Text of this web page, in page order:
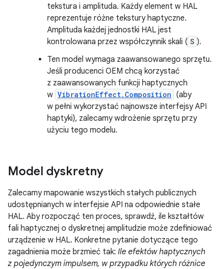
tekstura i amplituda. Każdy element w HAL
reprezentuje różne tekstury haptyczne.
Amplituda każdej jednostki HAL jest
kontrolowana przez współczynnik skali ( S ).
Ten model wymaga zaawansowanego sprzętu.
Jeśli producenci OEM chcą korzystać
z zaawansowanych funkcji haptycznych
w VibrationEffect.Composition (aby
w pełni wykorzystać najnowsze interfejsy API
haptyki), zalecamy wdrożenie sprzętu przy
użyciu tego modelu.
Model dyskretny
Zalecamy mapowanie wszystkich stałych publicznych
udostępnianych w interfejsie API na odpowiednie stałe
HAL. Aby rozpocząć ten proces, sprawdź, ile kształtów
fali haptycznej o dyskretnej amplitudzie może zdefiniować
urządzenie w HAL. Konkretne pytanie dotyczące tego
zagadnienia może brzmieć tak: Ile efektów haptycznych
z pojedynczym impulsem, w przypadku których różnice